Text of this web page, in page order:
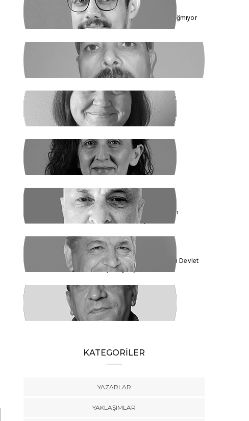
ÇAĞDAŞ SİNAN DAĞ
Toplumun Enerjisi Rejimin Çuvalına Sığmıyor
GHADER ANARİ
Ne Şeyh, Ne Şah
SANEM DENİZ KURAL
Yaz Yaz Listeye Bizi De Yaz
SİBEL UZUN
Yasak Tanımadılar
ENDER EREN
Mısır’dan Kanada’ya, Şarm el Şeyh’den
Montreal’e Umutlar Tükeniyor mu?
KADİR DADAN
Türkiye'nin Ekolojik Gerçekleri ve Yeni Devlet
Düzeni 1 - Güçler Ayrılığı
SÜLEYMAN KARAN
Öyle Bir 102 Yıl ki, 102 Farklı Biçimde
Anlatılabilir
KATEGORİLER
YAZARLAR
YAKLAŞIMLAR